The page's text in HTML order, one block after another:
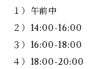
１）午前中
２）14:00-16:00
３）16:00-18:00
４）18:00-20:00